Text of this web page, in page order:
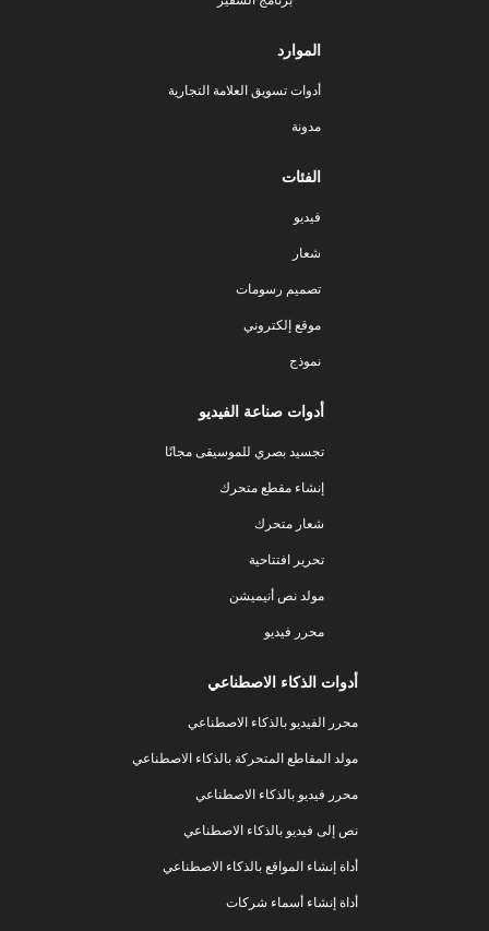
الموارد
أدوات تسويق العلامة التجارية
مدونة
الفئات
فيديو
شعار
تصميم رسومات
موقع إلكتروني
نموذج
أدوات صناعة الفيديو
تجسيد بصري للموسيقى مجانًا
إنشاء مقطع متحرك
شعار متحرك
تحرير افتتاحية
مولد نص أنيميشن
محرر فيديو
أدوات الذكاء الاصطناعي
محرر الفيديو بالذكاء الاصطناعي
مولد المقاطع المتحركة بالذكاء الاصطناعي
محرر فيديو بالذكاء الاصطناعي
نص إلى فيديو بالذكاء الاصطناعي
أداة إنشاء المواقع بالذكاء الاصطناعي
أداة إنشاء أسماء شركات